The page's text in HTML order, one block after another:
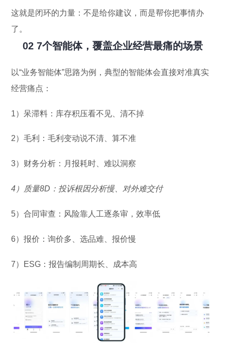
这就是闭环的力量：不是给你建议，而是帮你把事情办
了。
02 7个智能体，覆盖企业经营最痛的场景
以“业务智能体”思路为例，典型的智能体会直接对准真实
经营痛点：
1）呆滞料：库存积压看不见、清不掉
2）毛利：毛利变动说不清、算不准
3）财务分析：月报耗时、难以洞察
4）质量8D：投诉根因分析慢、对外难交付
5）合同审查：风险靠人工逐条审，效率低
6）报价：询价多、选品难、报价慢
7）ESG：报告编制周期长、成本高